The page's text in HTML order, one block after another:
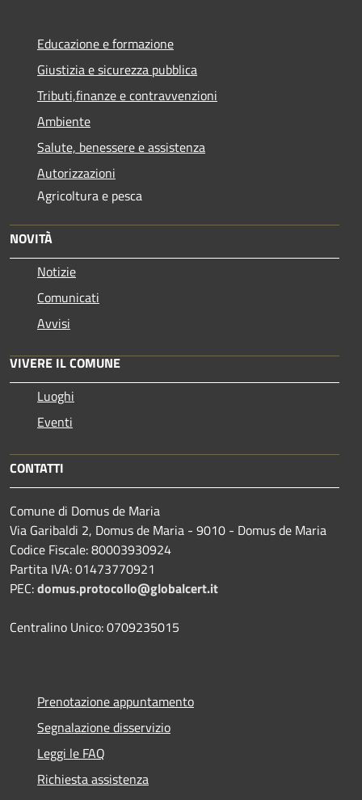
Educazione e formazione
Giustizia e sicurezza pubblica
Tributi,finanze e contravvenzioni
Ambiente
Salute, benessere e assistenza
Autorizzazioni
Agricoltura e pesca
NOVITÀ
Notizie
Comunicati
Avvisi
VIVERE IL COMUNE
Luoghi
Eventi
CONTATTI
Comune di Domus de Maria
Via Garibaldi 2, Domus de Maria - 9010 - Domus de Maria
Codice Fiscale: 80003930924
Partita IVA: 01473770921
PEC:domus.protocollo@globalcert.it
Centralino Unico: 0709235015
Prenotazione appuntamento
Segnalazione disservizio
Leggi le FAQ
Richiesta assistenza